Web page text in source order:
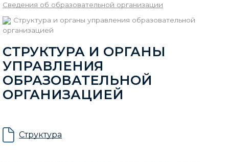
Сведения об образовательной организации
Структура и органы управления образовательной
организацией
СТРУКТУРА И ОРГАНЫ
УПРАВЛЕНИЯ
ОБРАЗОВАТЕЛЬНОЙ
ОРГАНИЗАЦИЕЙ
Структура